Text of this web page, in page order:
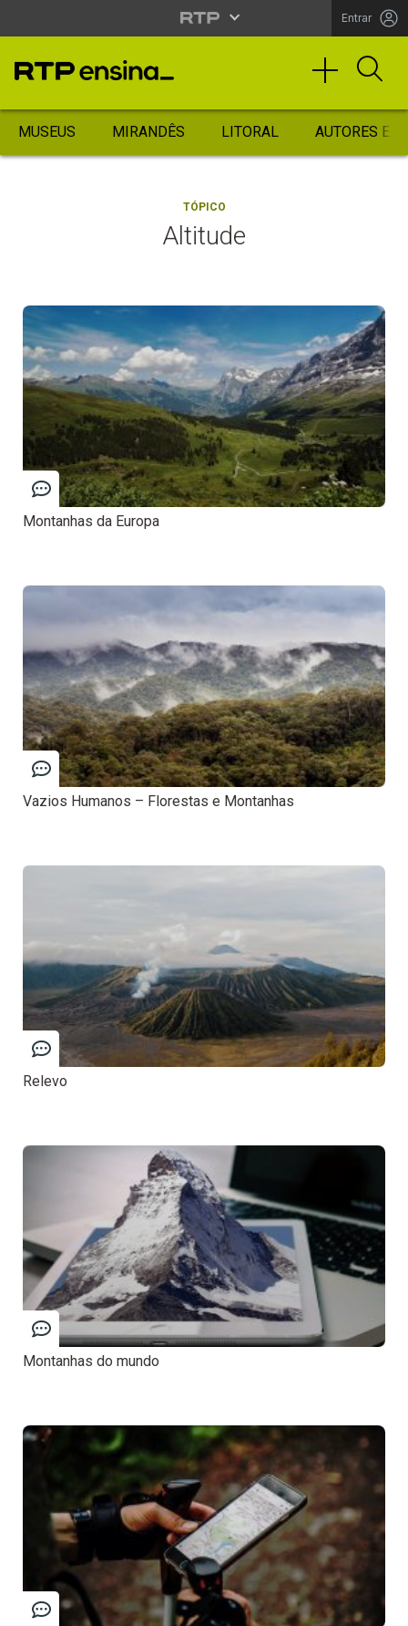
Entrar
MUSEUS MIRANDÊS LITORAL AUTORES
TÓPICO
Altitude
Montanhas da Europa
Vazios Humanos – Florestas e Montanhas
Relevo
Montanhas do mundo